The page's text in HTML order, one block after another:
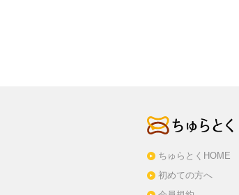
ちゅらとくHOME
初めての方へ